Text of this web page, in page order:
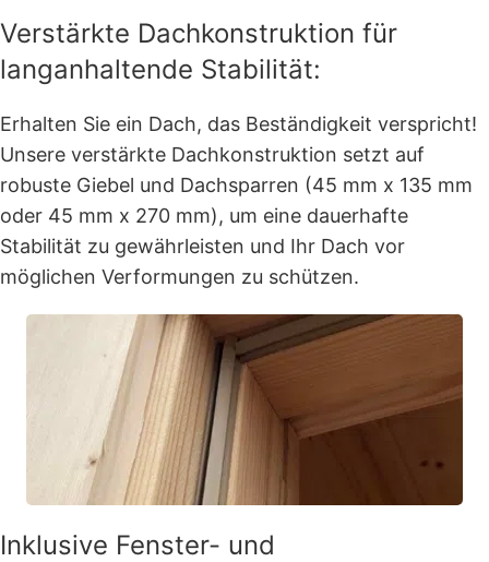
Verstärkte Dachkonstruktion für
langanhaltende Stabilität:
Erhalten Sie ein Dach, das Beständigkeit verspricht!
Unsere verstärkte Dachkonstruktion setzt auf
robuste Giebel und Dachsparren (45 mm x 135 mm
oder 45 mm x 270 mm), um eine dauerhafte
Stabilität zu gewährleisten und Ihr Dach vor
möglichen Verformungen zu schützen.
Inklusive Fenster- und